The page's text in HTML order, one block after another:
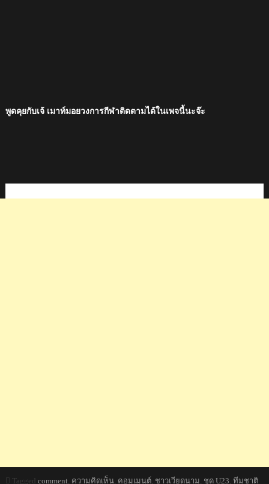
พูดคุยกับเจ้ เมาท์มอยวงการกีฬาติดตามได้ในเพจนี้นะจ๊ะ
Tagged comment ความคิดเห็น, คอมเมนต์, ชาวเวียดนาม ชุด U23 ทีมชาติ